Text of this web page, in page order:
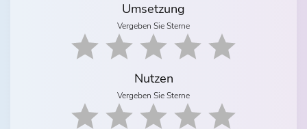
Umsetzung
Vergeben Sie Sterne
Nutzen
Vergeben Sie Sterne